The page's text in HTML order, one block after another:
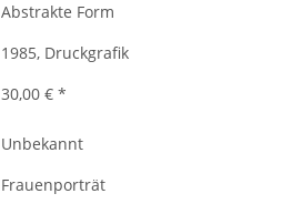
Abstrakte Form
1985, Druckgrafik
30,00 €*
Unbekannt
Frauenporträt